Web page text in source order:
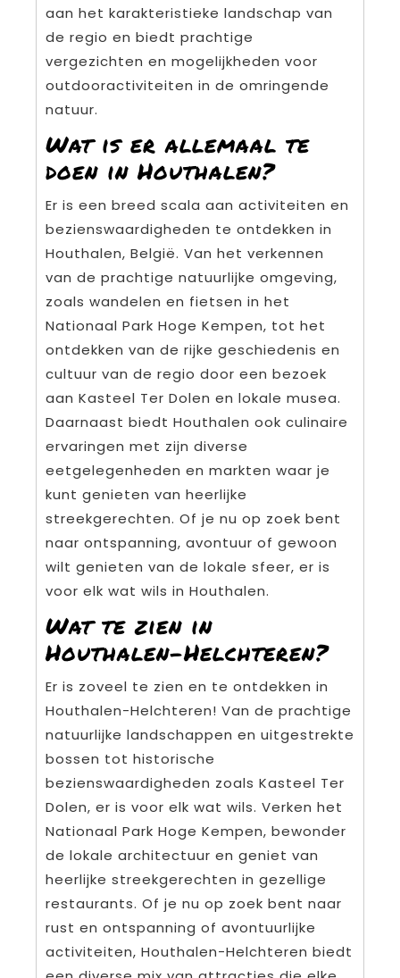
aan het karakteristieke landschap van
de regio en biedt prachtige
vergezichten en mogelijkheden voor
outdooractiviteiten in de omringende
natuur.
Wat is er allemaal te
doen in Houthalen?
Er is een breed scala aan activiteiten en
bezienswaardigheden te ontdekken in
Houthalen, België. Van het verkennen
van de prachtige natuurlijke omgeving,
zoals wandelen en fietsen in het
Nationaal Park Hoge Kempen, tot het
ontdekken van de rijke geschiedenis en
cultuur van de regio door een bezoek
aan Kasteel Ter Dolen en lokale musea.
Daarnaast biedt Houthalen ook culinaire
ervaringen met zijn diverse
eetgelegenheden en markten waar je
kunt genieten van heerlijke
streekgerechten. Of je nu op zoek bent
naar ontspanning, avontuur of gewoon
wilt genieten van de lokale sfeer, er is
voor elk wat wils in Houthalen.
Wat te zien in
Houthalen-Helchteren?
Er is zoveel te zien en te ontdekken in
Houthalen-Helchteren! Van de prachtige
natuurlijke landschappen en uitgestrekte
bossen tot historische
bezienswaardigheden zoals Kasteel Ter
Dolen, er is voor elk wat wils. Verken het
Nationaal Park Hoge Kempen, bewonder
de lokale architectuur en geniet van
heerlijke streekgerechten in gezellige
restaurants. Of je nu op zoek bent naar
rust en ontspanning of avontuurlijke
activiteiten, Houthalen-Helchteren biedt